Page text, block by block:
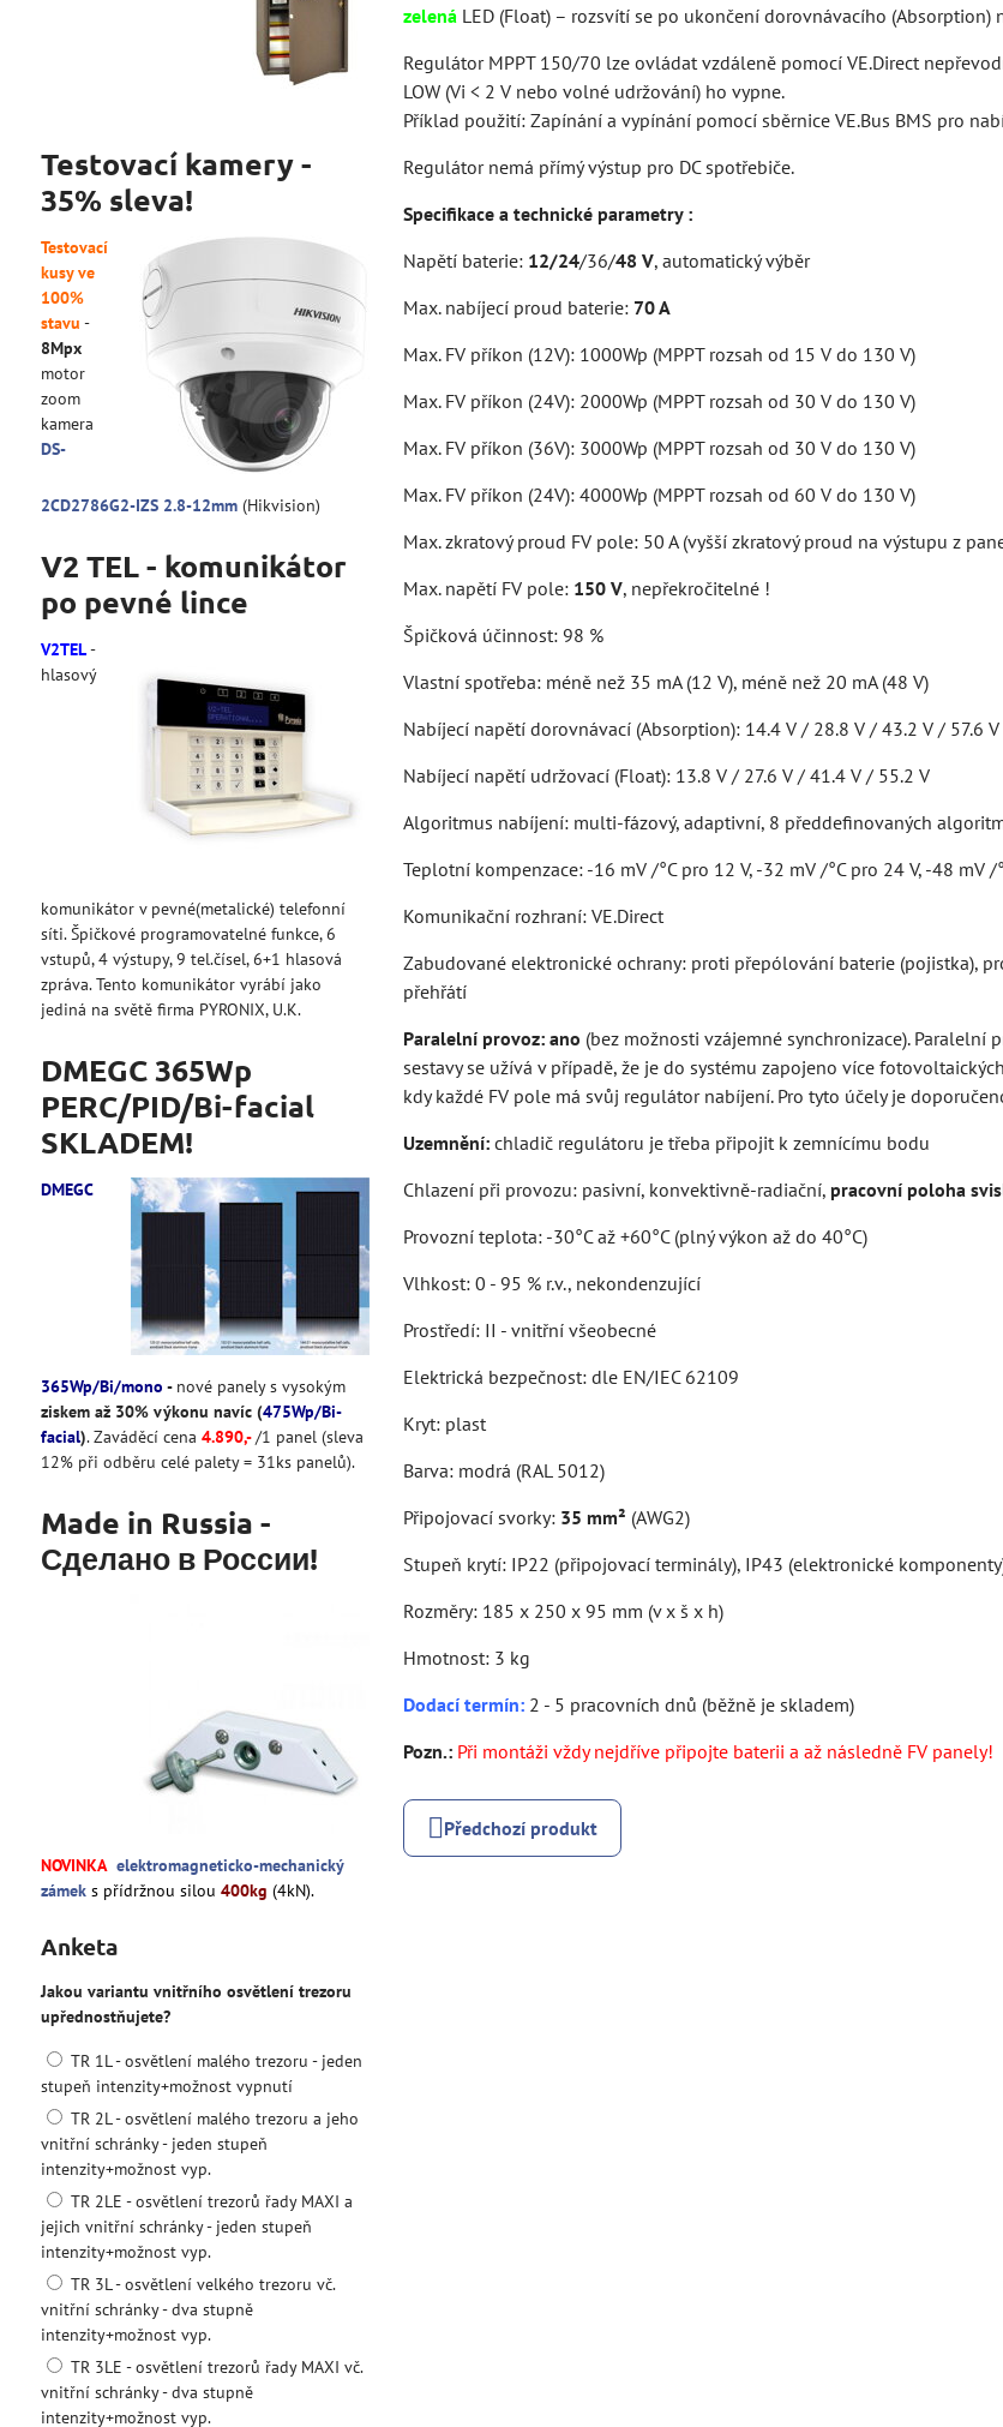
zelená LED (Float) – rozsvítí se po ukončení dorovnávacího
Regulátor MPPT 150/70 lze ovládat vzdáleně pomocí VE.Direct
LOW (Vi < 2 V nebo volné udržování) ho vypne.
Příklad použití: Zapínání a vypínání pomocí sběrnice VE.Bus BMS pro
Regulátor nemá přímý výstup pro DC spotřebiče.
Specifikace a technické parametry :
Napětí baterie: 12/24/36/48 V, automatický výběr
Max. nabíjecí proud baterie: 70 A
Max. FV příkon (12V): 1000Wp (MPPT rozsah od 15 V do 130 V)
Max. FV příkon (24V): 2000Wp (MPPT rozsah od 30 V do 130 V)
Max. FV příkon (36V): 3000Wp (MPPT rozsah od 30 V do 130 V)
Max. FV příkon (24V): 4000Wp (MPPT rozsah od 60 V do 130 V)
Max. zkratový proud FV pole: 50 A (vyšší zkratový proud na výstupu z
Max. napětí FV pole: 150 V, nepřekročitelné !
Špičková účinnost: 98 %
Vlastní spotřeba: méně než 35 mA (12 V), méně než 20 mA (48 V)
Nabíjecí napětí dorovnávací (Absorption): 14.4 V / 28.8 V / 43.2 V / 57.6 V
Nabíjecí napětí udržovací (Float): 13.8 V / 27.6 V / 41.4 V / 55.2 V
Algoritmus nabíjení: multi-fázový, adaptivní, 8 předdefinovaných
Teplotní kompenzace: -16 mV /°C pro 12 V, -32 mV /°C pro 24 V, -48 mV /
Komunikační rozhraní: VE.Direct
Zabudované elektronické ochrany: proti přepólování baterie (pojistka),
přehřátí
Paralelní provoz: ano (bez možnosti vzájemné synchronizace).
sestavy se užívá v případě, že je do systému zapojeno více
kdy každé FV pole má svůj regulátor nabíjení. Pro tyto účely je
Uzemnění: chladič regulátoru je třeba připojit k zemnícímu bodu
Chlazení při provozu: pasivní, konvektivně-radiační, pracovní poloha
Provozní teplota: -30°C až +60°C (plný výkon až do 40°C)
Vlhkost: 0 - 95 % r.v., nekondenzující
Prostředí: II - vnitřní všeobecné
Elektrická bezpečnost: dle EN/IEC 62109
Kryt: plast
Barva: modrá (RAL 5012)
Připojovací svorky: 35 mm² (AWG2)
Stupeň krytí: IP22 (připojovací terminály), IP43 (elektronické
Rozměry: 185 x 250 x 95 mm (v x š x h)
Hmotnost: 3 kg
Dodací termín: 2 - 5 pracovních dnů (běžně je skladem)
Pozn.: Při montáži vždy nejdříve připojte baterii a až následně FV panely!
Předchozí produkt
Testovací kamery -
35% sleva!
Testovací
kusy ve
100%
stavu -
8Mpx
motor
zoom
kamera
DS-
2CD2786G2-IZS 2.8-12mm (Hikvision)
V2 TEL - komunikátor
po pevné lince
V2TEL-
hlasový
komunikátor v pevné(metalické) telefonní
síti. Špičkové programovatelné funkce, 6
vstupů, 4 výstupy, 9 tel.čísel, 6+1 hlasová
zpráva. Tento komunikátor vyrábí jako
jediná na světě firma PYRONIX, U.K.
DMEGC 365Wp
PERC/PID/Bi-facial
SKLADEM!
DMEGC
365Wp/Bi/mono - nové panely s vysokým
ziskem až 30% výkonu navíc (475Wp/Bi-
facial). Zaváděcí cena 4.890,-/1 panel (sleva
12% při odběru celé palety = 31ks panelů).
Made in Russia -
Сделано в России!
NOVINKA elektromagneticko-mechanický
zámek s přídržnou silou 400kg (4kN).
Anketa
Jakou variantu vnitřního osvětlení trezoru
upřednostňujete?
TR 1L - osvětlení malého trezoru - jeden
stupeň intenzity+možnost vypnutí
TR 2L - osvětlení malého trezoru a jeho
vnitřní schránky - jeden stupeň
intenzity+možnost vyp.
TR 2LE - osvětlení trezorů řady MAXI a
jejich vnitřní schránky - jeden stupeň
intenzity+možnost vyp.
TR 3L - osvětlení velkého trezoru vč.
vnitřní schránky - dva stupně
intenzity+možnost vyp.
TR 3LE - osvětlení trezorů řady MAXI vč.
vnitřní schránky - dva stupně
intenzity+možnost vyp.